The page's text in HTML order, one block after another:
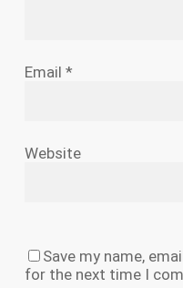
Email *
Website
Save my name,
for the next time I